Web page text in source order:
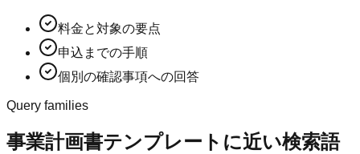
料金と対象の要点
申込までの手順
個別の確認事項への回答
Query families
事業計画書テンプレートに近い検索語